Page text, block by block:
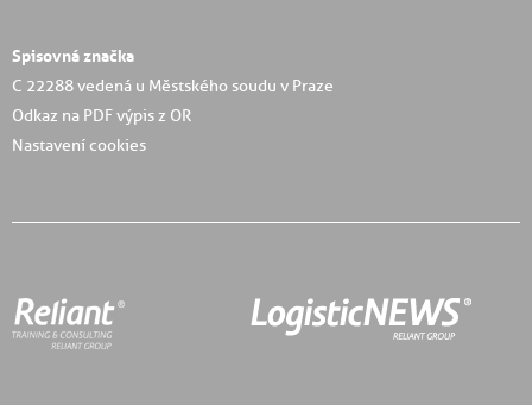
Spisovná značka
C 22288 vedená u Městského soudu v Praze
Odkaz na PDF výpis z OR
Nastavení cookies